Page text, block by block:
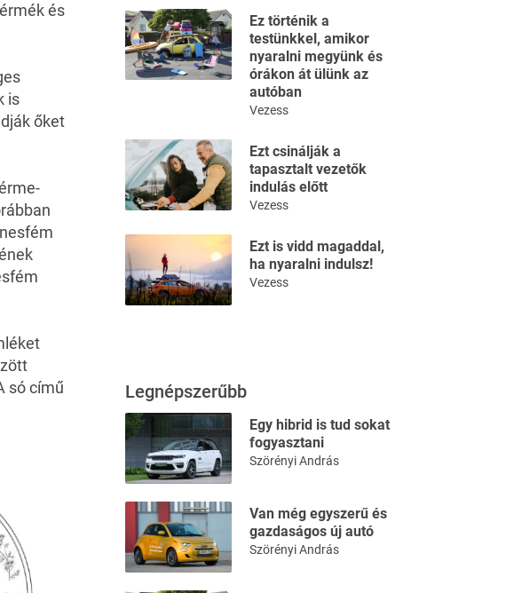
és
is
őket
só című
Ez történik a
testünkkel, amikor
nyaralni megyünk és
órákon át ülünk az
autóban
Vezess
Ezt csinálják a
tapasztalt vezetők
indulás előtt
Vezess
Ezt is vidd magaddal,
ha nyaralni indulsz!
Vezess
Legnépszerűbb
Egy hibrid is tud sokat
fogyasztani
Szörényi András
Van még egyszerű és
gazdaságos új autó
Szörényi András